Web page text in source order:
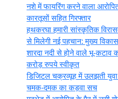
नशे में फायरिंग करने वाला
कारतूसों सहित गिरफ्तार
हथकरघा हमारी सांस्कृतिक
से मिलेगी नई पहचान: मुख्य
शारदा नदी से होने वाले भू-
करोड़ रुपये स्वीकृत
डिजिटल चक्रव्यूह में उलझती युवा
चमक-दमक का कड़वा सच